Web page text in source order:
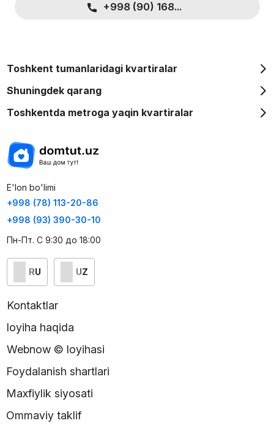
+998 (90) 168...
Toshkent tumanlaridagi kvartiralar
Shuningdek qarang
Toshkentda metroga yaqin kvartiralar
E'lon bo'limi
+998 (78) 113-20-86
+998 (93) 390-30-10
Пн-Пт. С 9:30 до 18:00
RU UZ
Kontaktlar
loyiha haqida
Webnow © loyihasi
Foydalanish shartlari
Maxfiylik siyosati
Ommaviy taklif